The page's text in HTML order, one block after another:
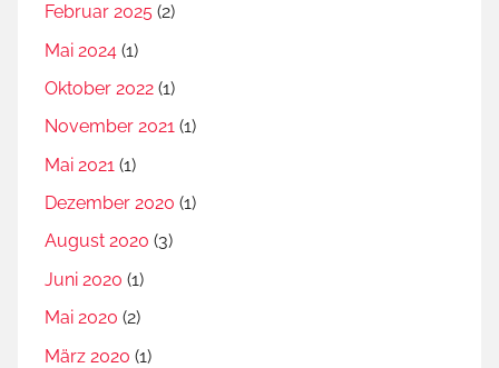
Februar 2025 (2)
Mai 2024 (1)
Oktober 2022 (1)
November 2021 (1)
Mai 2021 (1)
Dezember 2020 (1)
August 2020 (3)
Juni 2020 (1)
Mai 2020 (2)
März 2020 (1)